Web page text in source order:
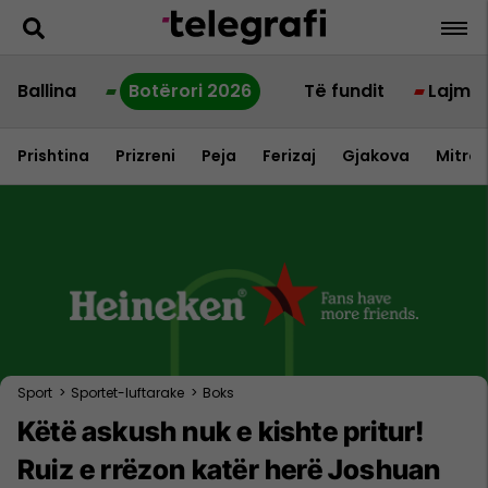
Ballina Botërori 2026 Të fundit Lajme
Prishtina Prizreni Peja Ferizaj Gjakova
Sport > Sportet-luftarake > Boks
Këtë askush nuk e kishte pritur!
Ruiz e rrëzon katër herë Joshuan